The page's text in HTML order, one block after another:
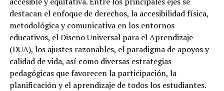
destacan el enfoque de derechos, la accesibilidad física,
metodológica y comunicativa en los entornos
educativos, el Diseño Universal para el Aprendizaje
(DUA), los ajustes razonables, el paradigma de apoyos y
calidad de vida, así como diversas estrategias
pedagógicas que favorecen la participación, la
planificación y el aprendizaje de todos los estudiantes.